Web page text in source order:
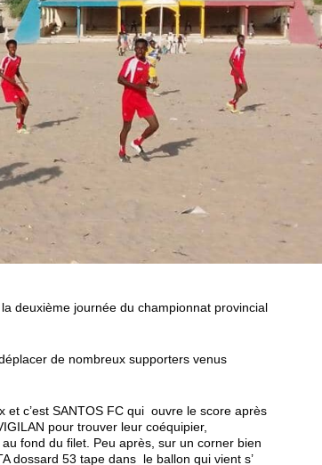
deuxième journée du championnat provincial
de nombreux supporters venus
et c’est SANTOS FC qui ouvre le score après
pour trouver leur coéquipier,
fond du filet. Peu après, sur un corner bien
dossard 53 tape dans le ballon qui vient s’